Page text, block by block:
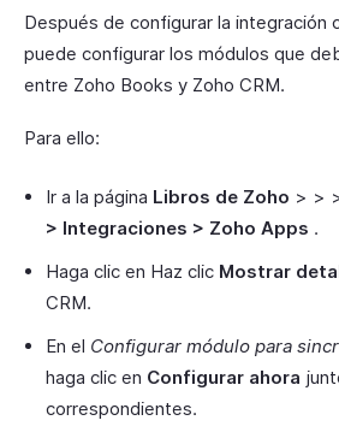
Después de configurar la integración
puede configurar los módulos que
entre Zoho Books y Zoho CRM.
Para ello:
Ir a la página Libros de Zoho > >
> Integraciones > Zoho Apps .
Haga clic en Haz clic Mostrar
CRM.
En el Configurar módulo para
haga clic en Configurar ahora
correspondientes.